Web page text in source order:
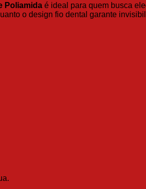
Poliamida é ideal para quem busca
o design fio dental garante